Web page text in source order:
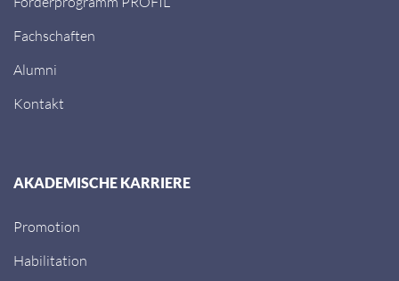
Fachschaften
Alumni
Kontakt
AKADEMISCHE KARRIERE
Promotion
Habilitation